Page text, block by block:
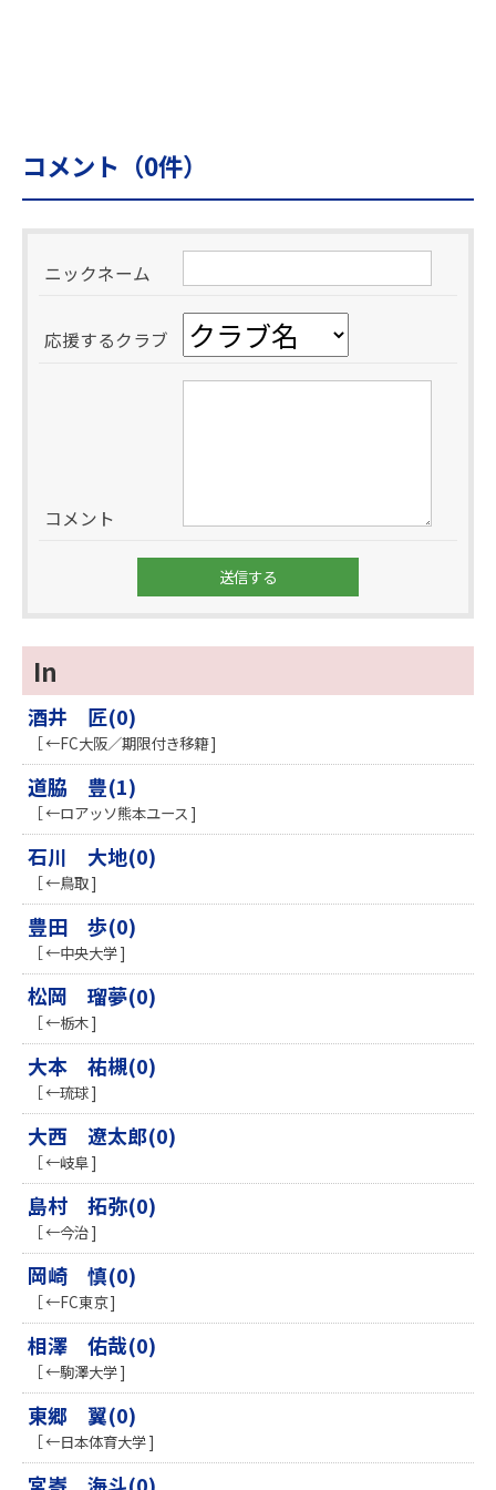
コメント（0件）
ニックネーム
応援するクラブ
コメント
In
酒井 匠(0)
［ ←FC大阪／期限付き移籍 ]
道脇 豊(1)
［ ←ロアッソ熊本ユース ]
石川 大地(0)
［ ←鳥取 ]
豊田 歩(0)
［ ←中央大学 ]
松岡 瑠夢(0)
［ ←栃木 ]
大本 祐槻(0)
［ ←琉球 ]
大西 遼太郎(0)
［ ←岐阜 ]
島村 拓弥(0)
［ ←今治 ]
岡崎 慎(0)
［ ←FC東京 ]
相澤 佑哉(0)
［ ←駒澤大学 ]
東郷 翼(0)
［ ←日本体育大学 ]